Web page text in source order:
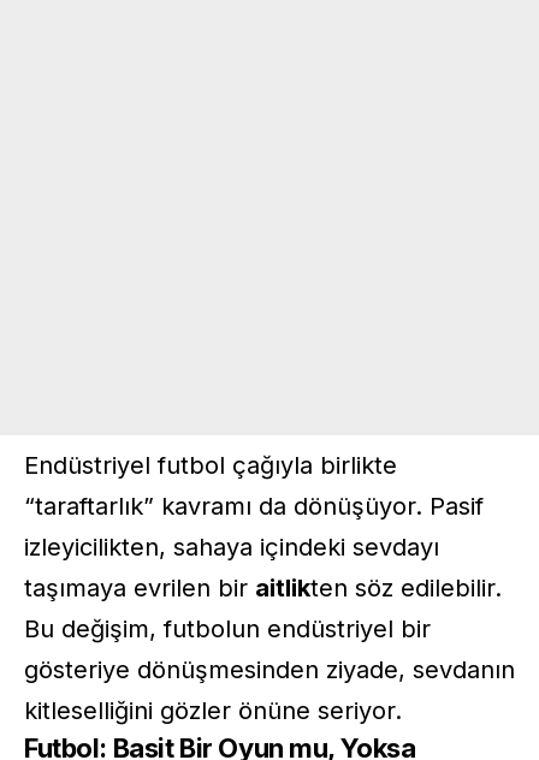
Endüstriyel futbol çağıyla birlikte
“taraftarlık” kavramı da dönüşüyor. Pasif
izleyicilikten, sahaya içindeki sevdayı
taşımaya evrilen bir aitlikten söz edilebilir.
Bu değişim, futbolun endüstriyel bir
gösteriye dönüşmesinden ziyade, sevdanın
kitleselliğini gözler önüne seriyor.
Futbol: Basit Bir Oyun mu, Yoksa